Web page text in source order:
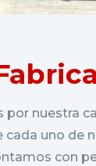
por nuestra
cada uno de
con